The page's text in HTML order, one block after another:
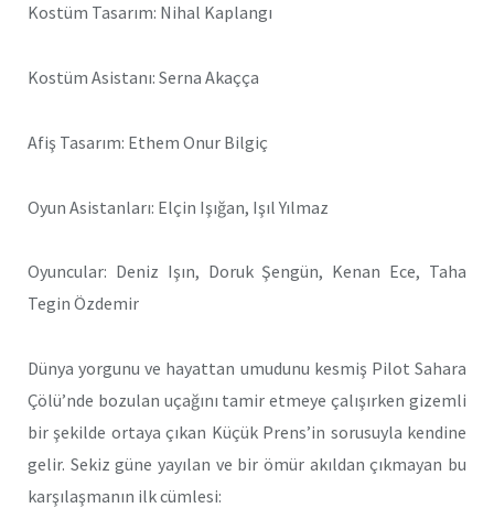
Kostüm Tasarım: Nihal Kaplangı
Kostüm Asistanı: Serna Akaçça
Afiş Tasarım: Ethem Onur Bilgiç
Oyun Asistanları: Elçin Işığan, Işıl Yılmaz
Oyuncular: Deniz Işın, Doruk Şengün, Kenan Ece, Taha
Tegin Özdemir
Dünya yorgunu ve hayattan umudunu kesmiş Pilot Sahara
Çölü’nde bozulan uçağını tamir etmeye çalışırken gizemli
bir şekilde ortaya çıkan Küçük Prens’in sorusuyla kendine
gelir. Sekiz güne yayılan ve bir ömür akıldan çıkmayan bu
karşılaşmanın ilk cümlesi: